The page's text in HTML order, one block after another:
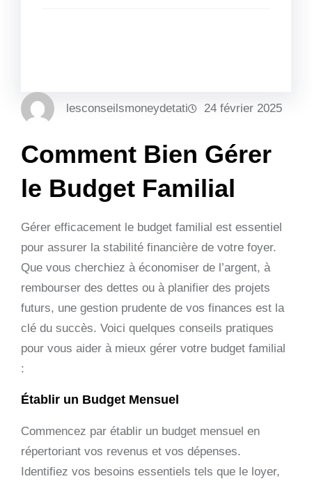
lesconseilsmoneydetati 24 février 2025
Comment Bien Gérer
le Budget Familial
Gérer efficacement le budget familial est essentiel
pour assurer la stabilité financière de votre foyer.
Que vous cherchiez à économiser de l’argent, à
rembourser des dettes ou à planifier des projets
futurs, une gestion prudente de vos finances est la
clé du succès. Voici quelques conseils pratiques
pour vous aider à mieux gérer votre budget familial
:
Établir un Budget Mensuel
Commencez par établir un budget mensuel en
répertoriant vos revenus et vos dépenses.
Identifiez vos besoins essentiels tels que le loyer,